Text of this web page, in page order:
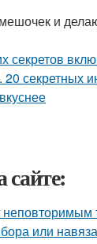
и
сайте:
или